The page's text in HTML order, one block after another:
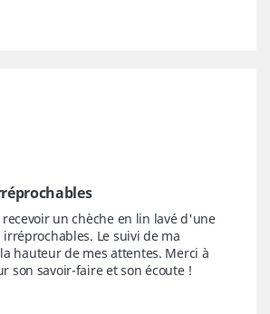
un chèche en lin lavé d'une
Le suivi de ma
hauteur de mes attentes. Merci à
son savoir-faire et son écoute !